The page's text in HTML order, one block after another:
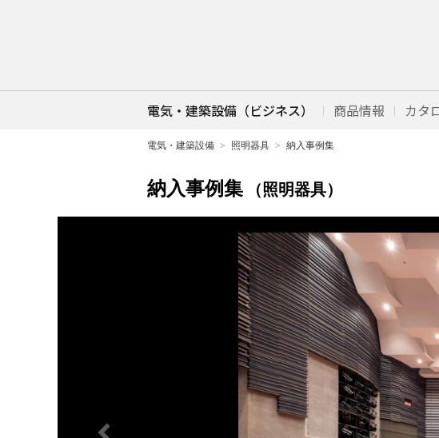
電気・建築設備（ビジネス） 商品情報 カタ
電気・建築設備 照明器具 納入事例集
納入事例集 （照明器具）